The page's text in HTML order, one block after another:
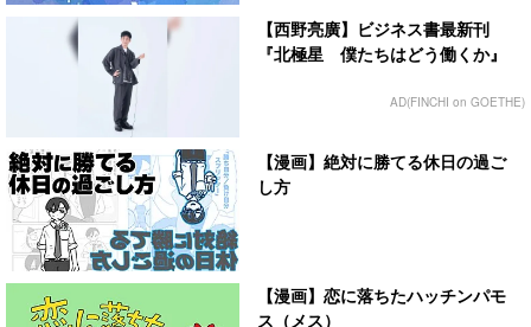
【西野亮廣】ビジネス書最新刊
『北極星 僕たちはどう働くか』
AD(FINCHI on GOETHE)
【漫画】絶対に勝てる休日の過ご
し方
【漫画】恋に落ちたハッチンパモ
ス（メス）